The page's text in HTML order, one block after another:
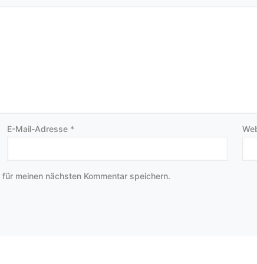
E-Mail-Adresse *
meinen nächsten Kommentar speichern.